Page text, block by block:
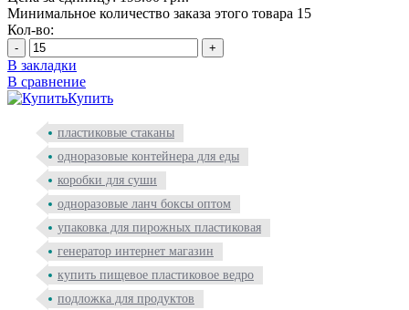
Минимальное количество заказа этого товара 15
Кол-во:
- +
В закладки
В сравнение
Купить
пластиковые стаканы
одноразовые контейнера для еды
коробки для суши
одноразовые ланч боксы оптом
упаковка для пирожных пластиковая
генератор интернет магазин
купить пищевое пластиковое ведро
подложка для продуктов